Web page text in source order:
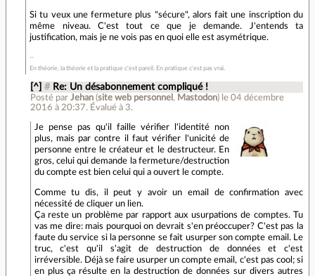
Si tu veux une fermeture plus "sécure", alors fait une inscription du
même niveau. C'est tout ce que je demande. J'entends ta
justification, mais je ne vois pas en quoi elle est asymétrique.
En théorie, la théorie et la pratique c'est pareil. En pratique c'est pas vrai.
[^] # Re: Un désabonnement compliqué !
Posté par Jehan(site web personnel , Mastodon) le 04 décembre
2016 à 20:37. Évalué à 3.
Je pense pas qu'il faille vérifier l'identité non
plus, mais par contre il faut vérifier l'unicité de
personne entre le créateur et le destructeur. En
gros, celui qui demande la fermeture/destruction
du compte est bien celui qui a ouvert le compte.
Comme tu dis, il peut y avoir un email de confirmation avec
nécessité de cliquer un lien.
Ça reste un problème par rapport aux usurpations de comptes. Tu
vas me dire: mais pourquoi on devrait s'en préoccuper? C'est pas la
faute du service si la personne se fait usurper son compte email. Le
truc, c'est qu'il s'agit de destruction de données et c'est
irréversible. Déjà se faire usurper un compte email, c'est pas cool; si
en plus ça résulte en la destruction de données sur divers autres